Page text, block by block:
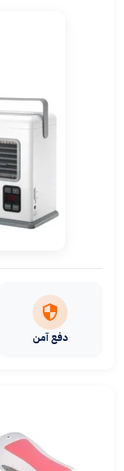
دفع آمن